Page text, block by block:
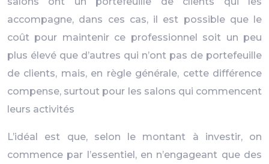
accompagne, dans ces cas, il est possible que le
coût pour maintenir ce professionnel soit un peu
plus élevé que d’autres qui n’ont pas de portefeuille
de clients, mais, en règle générale, cette différence
compense, surtout pour les salons qui commencent
leurs activités
L’idéal est que, selon le montant à investir, on
commence par l’essentiel, en n’engageant que des